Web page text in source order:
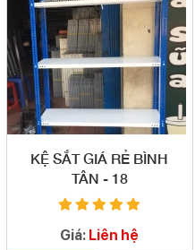
KỆ SẮT GIÁ RẺ BÌNH
TÂN - 18
Giá: Liên hệ